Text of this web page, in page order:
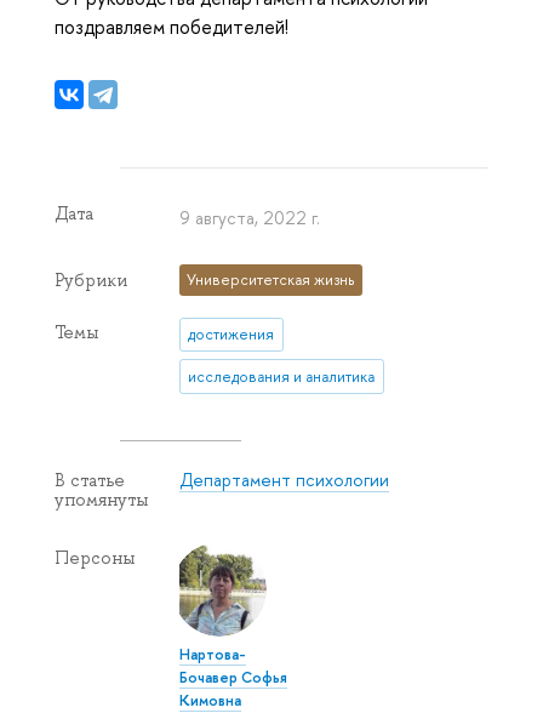
поздравляем победителей!
Дата 9 августа, 2022 г.
Рубрики Университетская жизнь
Темы достижения
исследования и аналитика
В статье
упомянуты
Департамент психологии
Персоны
Нартова-
Бочавер Софья
Кимовна